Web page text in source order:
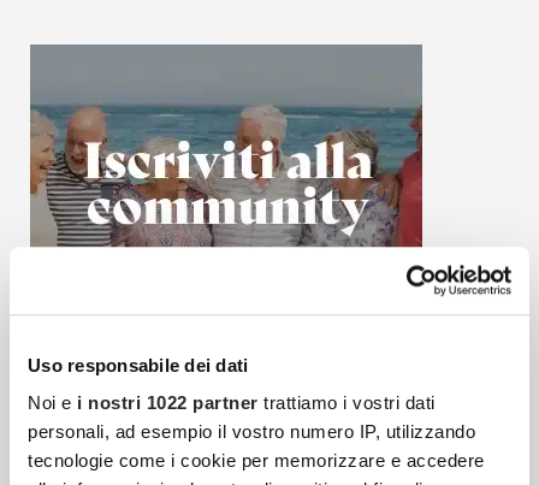
Uso responsabile dei dati
Noi e i nostri 1022 partner trattiamo i vostri dati
personali, ad esempio il vostro numero IP, utilizzando
tecnologie come i cookie per memorizzare e accedere